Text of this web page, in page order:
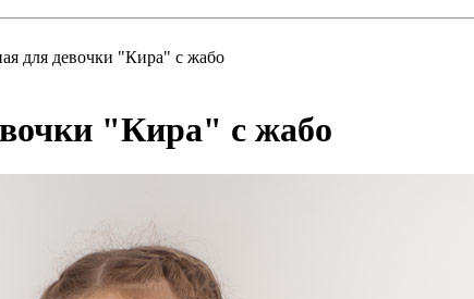
для девочки "Кира" с жабо
"Кира" с жабо